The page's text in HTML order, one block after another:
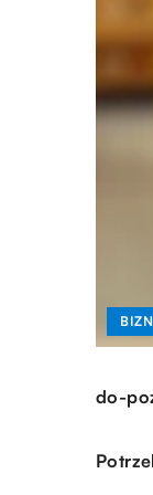
do-